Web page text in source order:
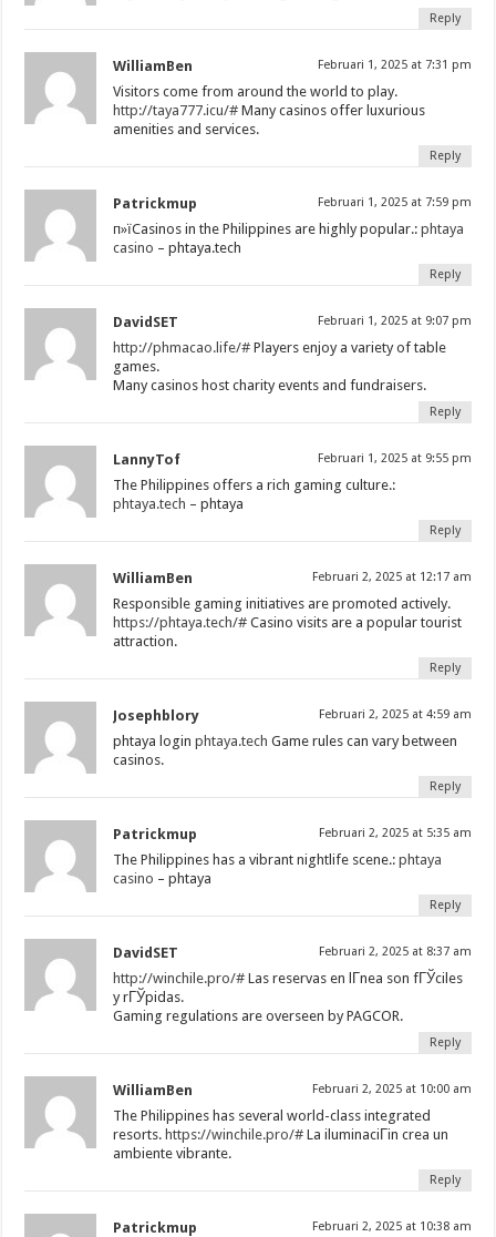
Reply
WilliamBen Februari 1, 2025 at 7:31 pm
Visitors come from around the world to play.
http://taya777.icu/# Many casinos offer luxurious
amenities and services.
Reply
Patrickmup Februari 1, 2025 at 7:59 pm
п»їCasinos in the Philippines are highly popular.:phtaya
casino – phtaya.tech
Reply
DavidSET Februari 1, 2025 at 9:07 pm
http://phmacao.life/# Players enjoy a variety of table
games.
Many casinos host charity events and fundraisers.
Reply
LannyTof Februari 1, 2025 at 9:55 pm
The Philippines offers a rich gaming culture.:
phtaya.tech – phtaya
Reply
WilliamBen Februari 2, 2025 at 12:17 am
Responsible gaming initiatives are promoted actively.
https://phtaya.tech/# Casino visits are a popular tourist
attraction.
Reply
Josephblory Februari 2, 2025 at 4:59 am
phtaya loginphtaya.tech Game rules can vary between
casinos.
Reply
Patrickmup Februari 2, 2025 at 5:35 am
The Philippines has a vibrant nightlife scene.:phtaya
casino – phtaya
Reply
DavidSET Februari 2, 2025 at 8:37 am
http://winchile.pro/# Las reservas en lГ­nea son fГЎciles
y rГЎpidas.
Gaming regulations are overseen by PAGCOR.
Reply
WilliamBen Februari 2, 2025 at 10:00 am
The Philippines has several world-class integrated
resorts.https://winchile.pro/# La iluminaciГіn crea un
ambiente vibrante.
Reply
Patrickmup Februari 2, 2025 at 10:38 am